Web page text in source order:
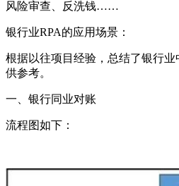
风险审查、反洗钱……
银行业RPA的应用场景：
根据以往项目经验，总结了银行
供参考。
一、银行同业对账
流程图如下：